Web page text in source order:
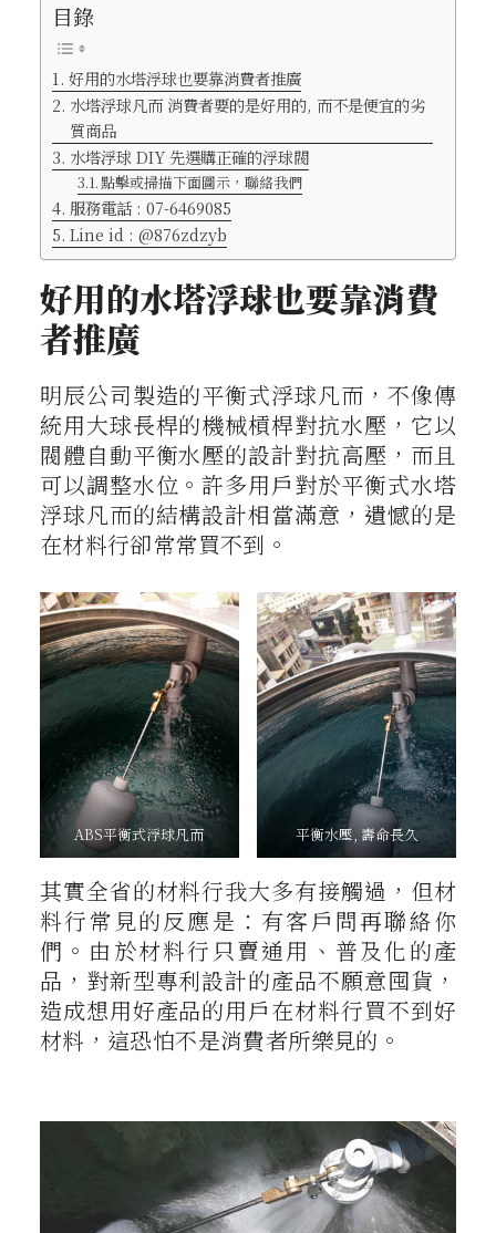
目錄
好用的水塔浮球也要靠消費者推廣
水塔浮球凡而 消費者要的是好用的, 而不是便宜的劣
質商品
水塔浮球 DIY 先選購正確的浮球閥
點擊或掃描下面圖示，聯絡我們
服務電話 : 07-6469085
Line id : @876zdzyb
好用的水塔浮球也要靠消費
者推廣
明辰公司製造的平衡式浮球凡而，不像傳
統用大球長桿的機械槓桿對抗水壓，它以
閥體自動平衡水壓的設計對抗高壓，而且
可以調整水位。許多用戶對於平衡式水塔
浮球凡而的結構設計相當滿意，遺憾的是
在材料行卻常常買不到。
ABS平衡式浮球凡而 平衡水壓, 壽命長久
其實全省的材料行我大多有接觸過，但材
料行常見的反應是：有客戶問再聯絡你
們。由於材料行只賣通用、普及化的產
品，對新型專利設計的產品不願意囤貨，
造成想用好產品的用戶在材料行買不到好
材料，這恐怕不是消費者所樂見的。